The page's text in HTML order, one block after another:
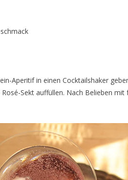
Aperitif in einen Cocktailshaker
Sekt auffüllen. Nach Belieben